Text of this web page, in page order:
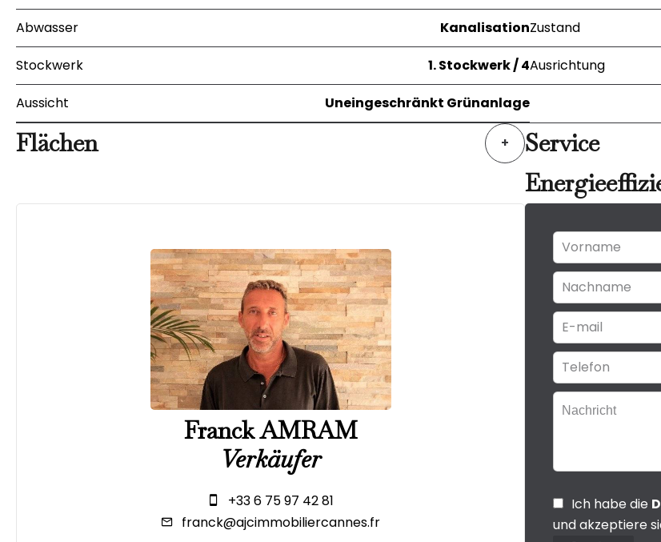
Abwasser KanalisationZustand
Stockwerk 1. Stockwerk / 4Ausrichtung
Aussicht Uneingeschränkt Grünanlage
Flächen + Service
Franck AMRAM
Verkäufer
+33 6 75 97 42 81
franck@ajcimmobiliercannes.fr
Ich habe die
und akzeptiere